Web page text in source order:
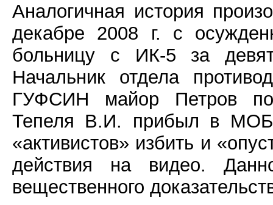
Аналогичная история
декабре 2008 г. с
больницу с ИК-5 за
Начальник отдела
ГУФСИН майор Петров по
Тепеля В.И. прибыл в МОБ
«активистов» избить и
действия на видео.
вещественного